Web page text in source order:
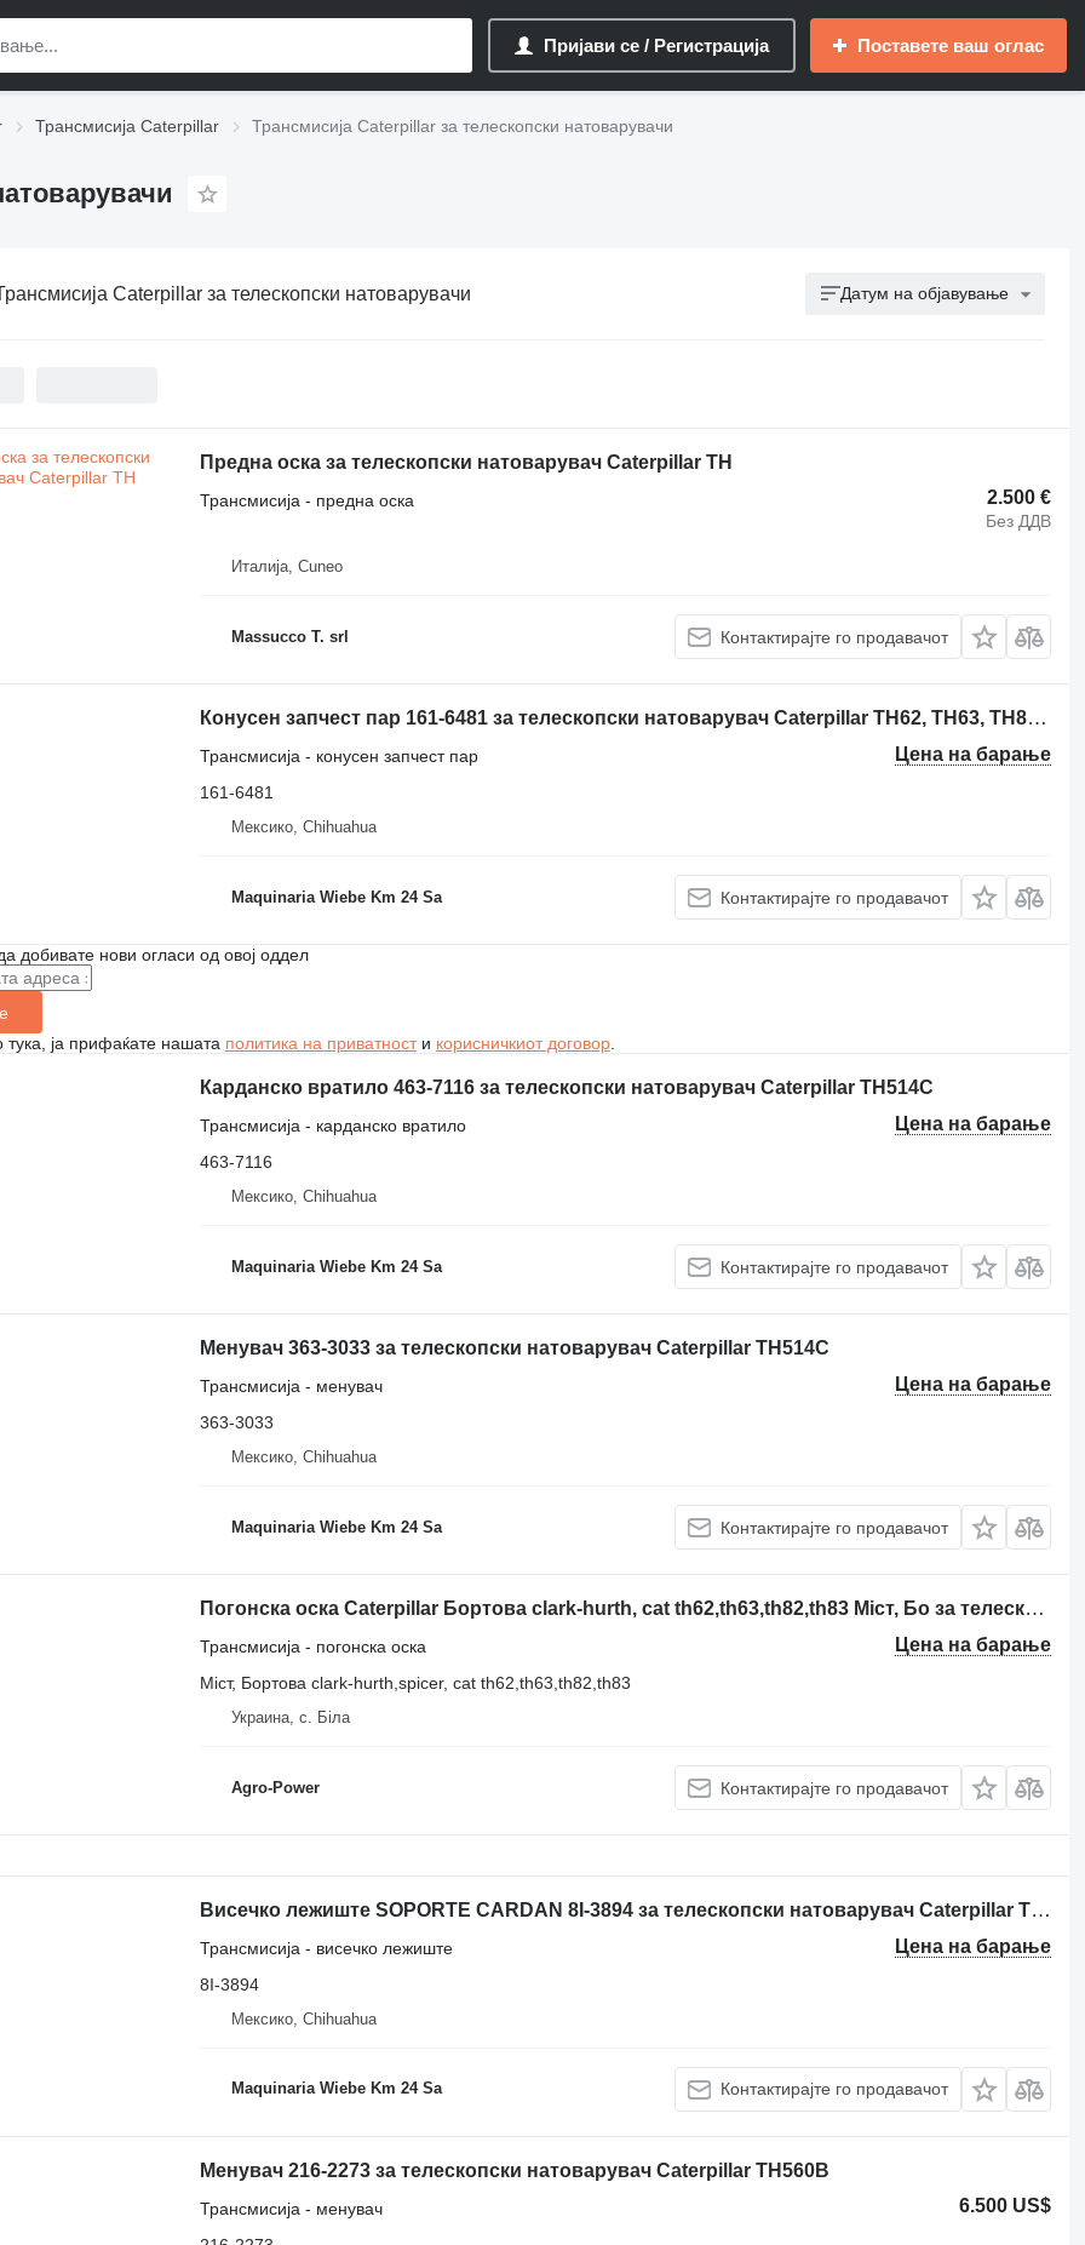
Пријави се / Регистрација Поставете ваш оглас
Трансмисија Caterpillar Трансмисија Caterpillar за телескопски натоварувачи
Caterpillar за телескопски натоварувачи Датум на објавување
Предна оска за телескопски натоварувач Caterpillar TH
2.500 €
Без ДДВ
Трансмисија - предна оска
Италија, Cuneo
Massucco T. srl Контактирајте го продавачот
Конусен запчест пар 161-6481 за телескопски натоварувач Caterpillar TH62, TH63, TH82, TH83
Цена на барање
Трансмисија - конусен запчест пар
161-6481
Мексико, Chihuahua
Maquinaria Wiebe Km 24 Sa Контактирајте го продавачот
добивате нови огласи од овој оддел
ја прифаќате нашата политика на приватности корисничкиот договор.
Карданско вратило 463-7116 за телескопски натоварувач Caterpillar TH514C
Цена на барање
Трансмисија - карданско вратило
463-7116
Мексико, Chihuahua
Maquinaria Wiebe Km 24 Sa Контактирајте го продавачот
Менувач 363-3033 за телескопски натоварувач Caterpillar TH514C
Цена на барање
Трансмисија - менувач
363-3033
Мексико, Chihuahua
Maquinaria Wiebe Km 24 Sa Контактирајте го продавачот
Погонска оска Caterpillar Бортова clark-hurth, cat th62,th63,th82,th83 Міст, Бо за телескопски натоварувач
Цена на барање
Трансмисија - погонска оска
Міст, Бортова clark-hurth,spicer, cat th62,th63,th82,th83
Украина, с. Біла
Agro-Power Контактирајте го продавачот
Висечко лежиште SOPORTE CARDAN 8I-3894 за телескопски натоварувач Caterpillar TH62, TH63, TH82, TH83, TH103
Цена на барање
Трансмисија - висечко лежиште
8I-3894
Мексико, Chihuahua
Maquinaria Wiebe Km 24 Sa Контактирајте го продавачот
Менувач 216-2273 за телескопски натоварувач Caterpillar TH560B
6.500 US$
Трансмисија - менувач